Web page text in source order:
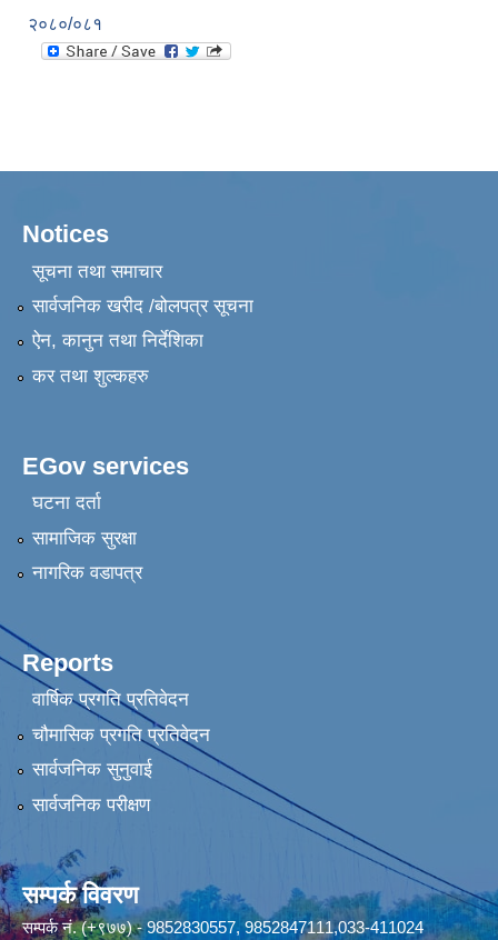
२०८०/०८१
Notices
सूचना तथा समाचार
सार्वजनिक खरीद /बोलपत्र सूचना
ऐन, कानुन तथा निर्देशिका
कर तथा शुल्कहरु
EGov services
घटना दर्ता
सामाजिक सुरक्षा
नागरिक वडापत्र
Reports
वार्षिक प्रगति प्रतिवेदन
चौमासिक प्रगति प्रतिवेदन
सार्वजनिक सुनुवाई
सार्वजनिक परीक्षण
सम्पर्क विवरण
सम्पर्क नं. (+९७७) - 9852830557, 9852847111,033-411024